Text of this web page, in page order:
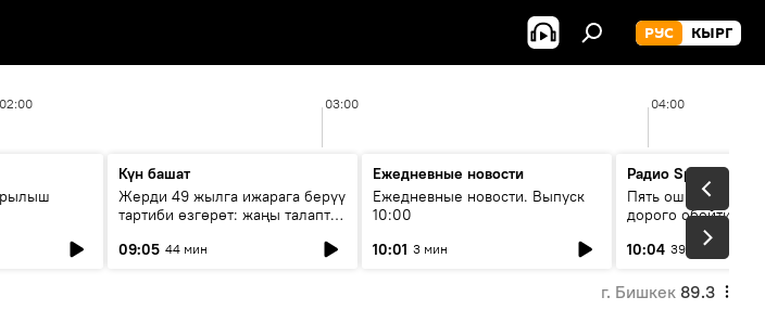
РУС КЫРГ
02:00 03:00 04:00
Күн башат
Жерди 49 жылга ижарага берүү
тартиби өзгөрөт: жаңы талаптар
09:05 44 мин
Ежедневные новости
Ежедневные новости. Выпуск
10:00
10:01 3 мин
Радио Sputnik
Пять ошибок
дорого обойтись
10:04 39 мин
г. Бишкек 89.3